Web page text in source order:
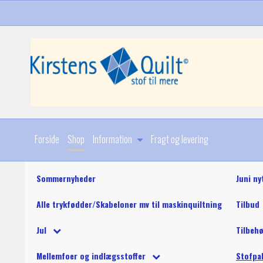
Forside Shop Information Fragt og levering
Sommernyheder Juni
Alle trykfødder/Skabeloner mv til maskinquiltning
Tilbud
Jul
Julebøger og mønstre
King Tut
Mellemfoer og indlægsstoffer